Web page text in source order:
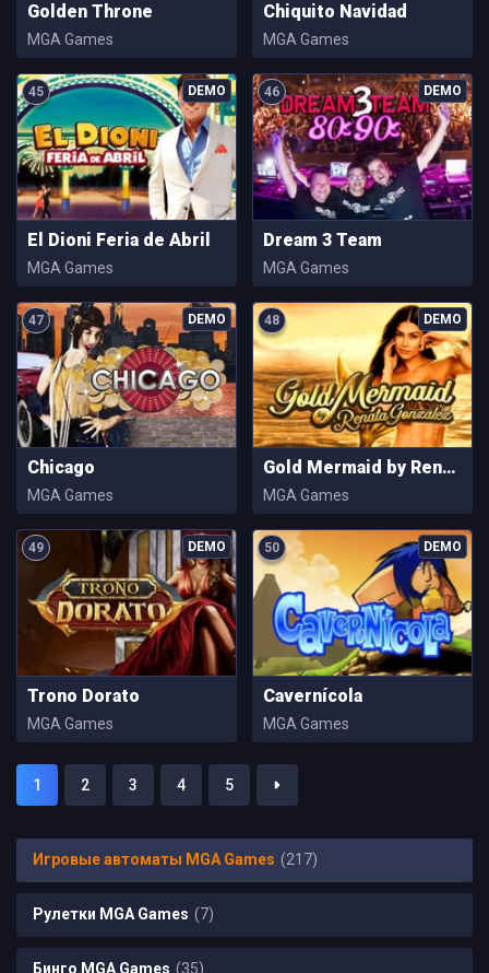
Golden Throne
MGA Games
Chiquito Navidad
MGA Games
45
El Dioni Feria de Abril
MGA Games
46
Dream 3 Team
MGA Games
47
Chicago
MGA Games
48
Gold Mermaid by Renata Gonzalez
MGA Games
49
Trono Dorato
MGA Games
50
Cavernícola
MGA Games
1 2 3 4 5
Игровые автоматы MGA Games (217)
Рулетки MGA Games (7)
Бинго MGA Games (35)